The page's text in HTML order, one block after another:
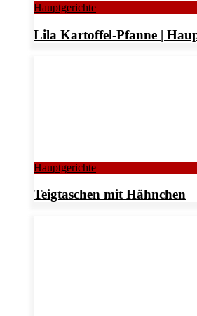
Hauptgerichte
Lila Kartoffel-Pfanne |
Hauptgerichte
Teigtaschen mit Hähnchen